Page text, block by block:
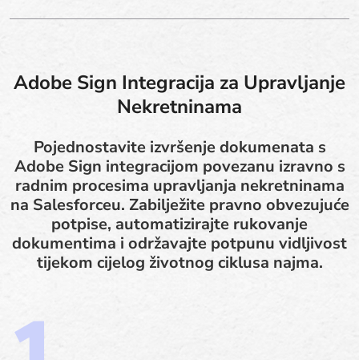
Adobe Sign Integracija za Upravljanje
Nekretninama
Pojednostavite izvršenje dokumenata s
Adobe Sign integracijom povezanu izravno s
radnim procesima upravljanja nekretninama
na Salesforceu. Zabilježite pravno obvezujuće
potpise, automatizirajte rukovanje
dokumentima i održavajte potpunu vidljivost
tijekom cijelog životnog ciklusa najma.